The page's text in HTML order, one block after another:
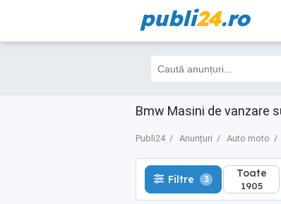
publi24.ro
Bmw Masini de vanzare
Publi24 Anunțuri Auto moto
Filtre 3 Toate
1905
Filtre 3 Toate
1905